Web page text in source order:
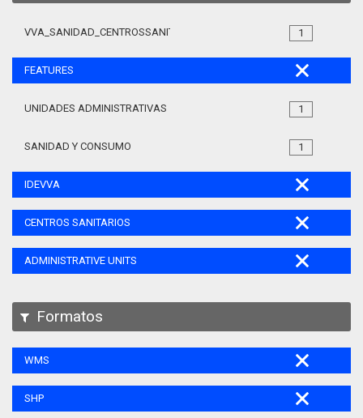
1
VVA_SANIDAD_CENTROSSANITARIOS_105
FEATURES
1
UNIDADES ADMINISTRATIVAS
1
SANIDAD Y CONSUMO
IDEVVA
CENTROS SANITARIOS
ADMINISTRATIVE UNITS
Formatos
WMS
SHP